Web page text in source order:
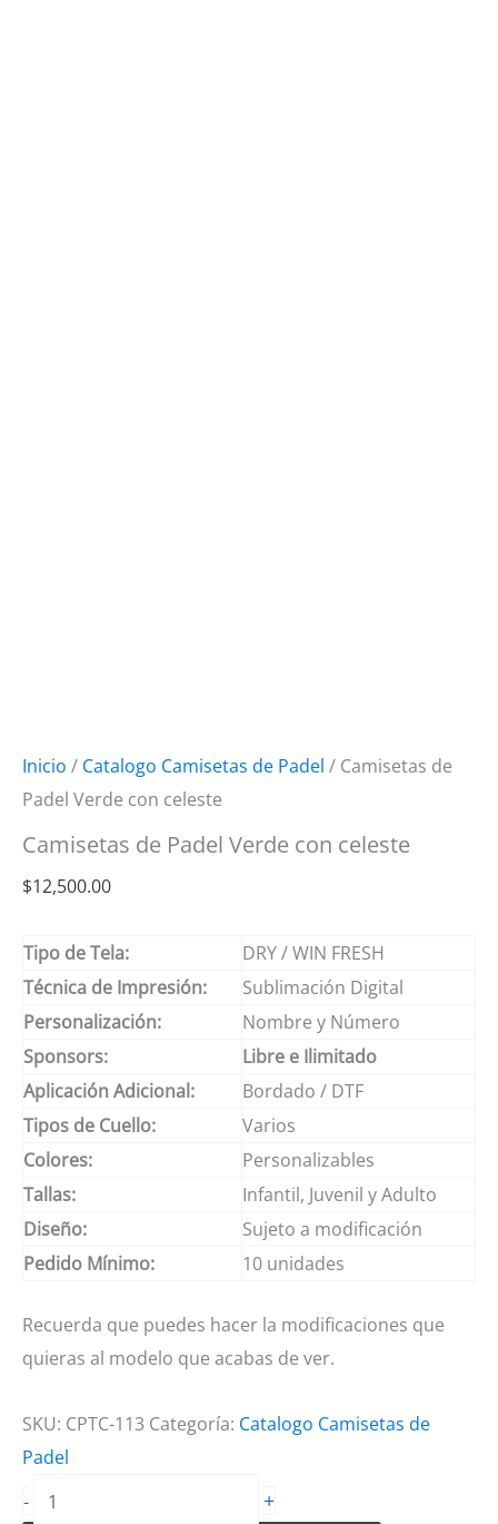
Inicio / Catalogo Camisetas de Padel / Camisetas de
Padel Verde con celeste
Camisetas de Padel Verde con celeste
$12,500.00
Tipo de Tela:
DRY / WIN FRESH
Técnica de Impresión:
Sublimación Digital
Personalización:
Nombre y Número
Sponsors:
Libre e Ilimitado
Aplicación Adicional:
Bordado / DTF
Tipos de Cuello:
Varios
Colores:
Personalizables
Tallas:
Infantil, Juvenil y Adulto
Diseño:
Sujeto a modificación
Pedido Mínimo:
10 unidades
Recuerda que puedes hacer la modificaciones que
quieras al modelo que acabas de ver.
SKU: CPTC-113 Categoría: Catalogo Camisetas de
Padel
-
Camisetas
+